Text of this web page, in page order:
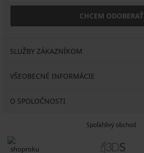
CHCEM ODOBERAŤ
SLUŽBY ZÁKAZNÍKOM
VŠEOBECNÉ INFORMÁCIE
O SPOLOČNOSTI
Spoľahlivý obchod